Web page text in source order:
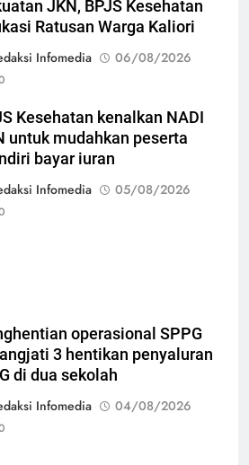
JKN, BPJS Kesehatan
Ratusan Warga Kaliori
Infomedia
06/08/2026
Kesehatan kenalkan NADI
untuk mudahkan peserta
bayar iuran
Infomedia
05/08/2026
operasional SPPG
3 hentikan penyaluran
di dua sekolah
Infomedia
04/08/2026